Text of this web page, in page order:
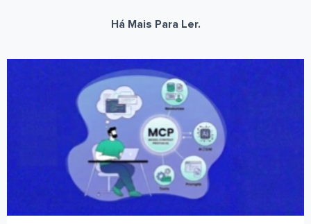
Há Mais Para Ler.